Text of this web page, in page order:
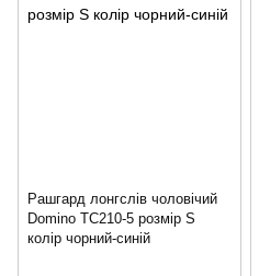
Рашгард лонгслів чоловічий
Domino TC210-5 розмір S
колір чорний-синій